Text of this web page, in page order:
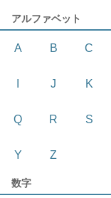
アルファベット
A B C
J K
Q R S
Y Z
数字